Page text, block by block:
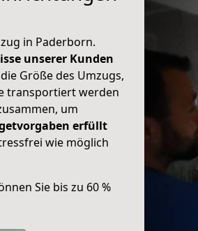
in Paderborn.
unserer Kunden
Größe des Umzugs,
transportiert werden
um
erfüllt
wie möglich
Sie bis zu 60 %